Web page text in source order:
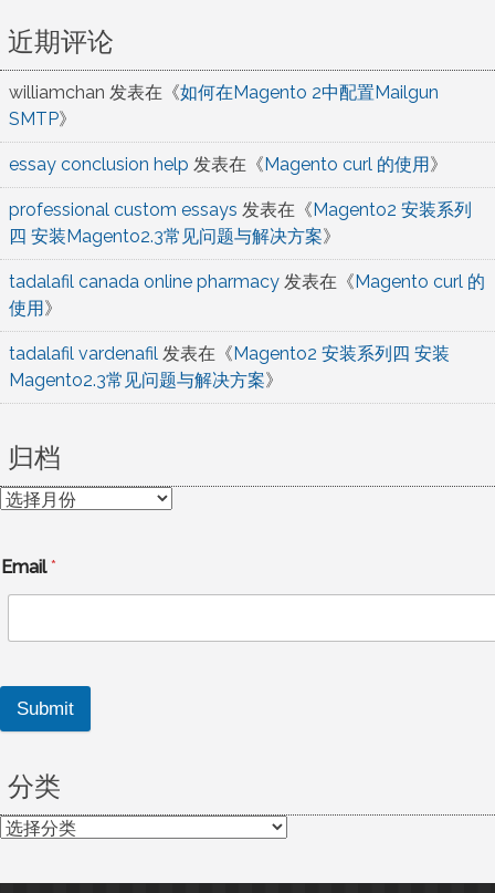
近期评论
williamchan 发表在《如何在Magento 2中配置Mailgun
SMTP》
essay conclusion help 发表在《Magento curl 的使用》
professional custom essays 发表在《Magento2 安装系列
四 安装Magento2.3常见问题与解决方案》
tadalafil canada online pharmacy 发表在《Magento curl 的
使用》
tadalafil vardenafil 发表在《Magento2 安装系列四 安装
Magento2.3常见问题与解决方案》
归档
归
Email*
Submit
分类
分